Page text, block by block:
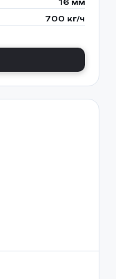
16 мм
700 кг/ч